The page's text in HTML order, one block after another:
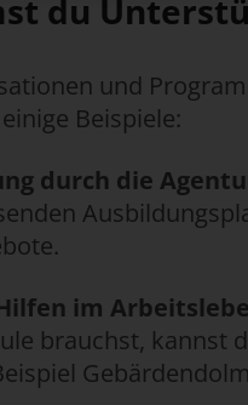
du
und
Beispiele:
durch die
im
brauchst, kannst